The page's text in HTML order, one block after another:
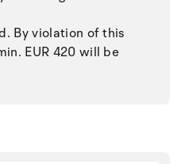
By violation of this
EUR 420 will be